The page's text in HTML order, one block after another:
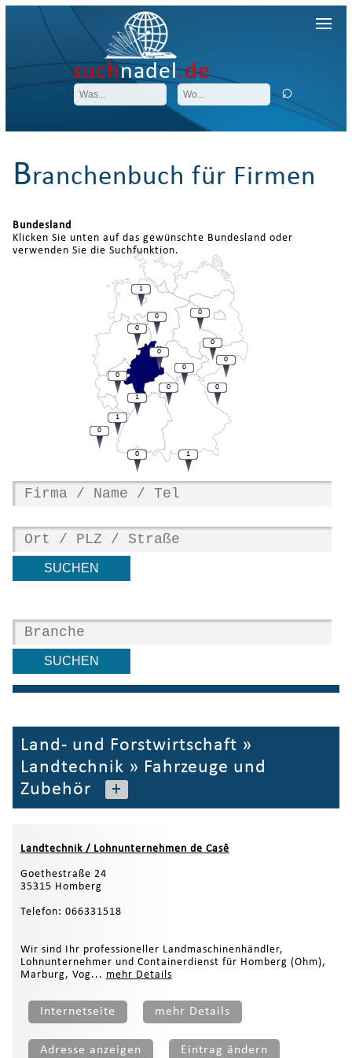
suchnadel.de
Branchenbuch für Firmen
Bundesland
Klicken Sie unten auf das gewünschte Bundesland oder
verwenden Sie die Suchfunktion.
0
0
0
0
0
0
0
1
0
0
0
1
1
0
0
1
Land- und Forstwirtschaft »
Landtechnik » Fahrzeuge und
Zubehör
+
Landtechnik / Lohnunternehmen de Casê
Goethestraße 24
35315 Homberg
Telefon: 066331518
Wir sind Ihr professioneller Landmaschinenhändler,
Lohnunternehmer und Containerdienst für Homberg (Ohm),
Marburg, Vog... mehr Details
Internetseite mehr Details
Adresse anzeigen Eintrag ändern